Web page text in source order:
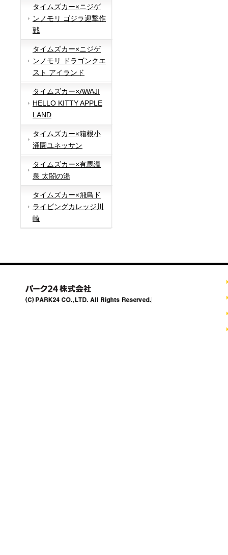
タイムズカー×ニジゲ
ンノモリ ゴジラ迎撃作
戦
タイムズカー×ニジゲ
ンノモリ ドラゴンクエ
スト アイランド
タイムズカー×AWAJI
HELLO KITTY APPLE
LAND
タイムズカー×箱根小
涌園ユネッサン
タイムズカー×有馬温
泉 太閤の湯
タイムズカー×飛鳥ド
ライビングカレッジ川
崎